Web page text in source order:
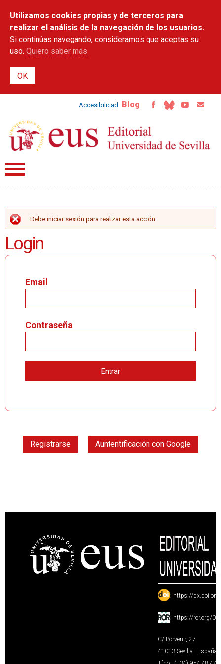
contenido
principal
Utilizamos cookies propias y de terceros para
realizar el análisis de la navegación de los usuarios.
Si continúas navegando, consideramos que aceptas su
uso. Quiero saber más
Accesibilidad Blog
MENSAJE DE ERROR
Debe iniciar sesión para realizar esta acción
Login
Email
Contraseña
Registrarse Auntentificación con Google
: https://
: https://ror.org/
C/ Porvenir, 27
41013 Sevilla · España